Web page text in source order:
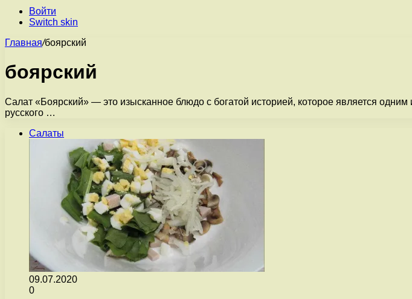
Войти
Switch skin
Главная/боярский
боярский
Салат «Боярский» — это изысканное блюдо с богатой историей, которое является
русского …
Салаты
09.07.2020
0